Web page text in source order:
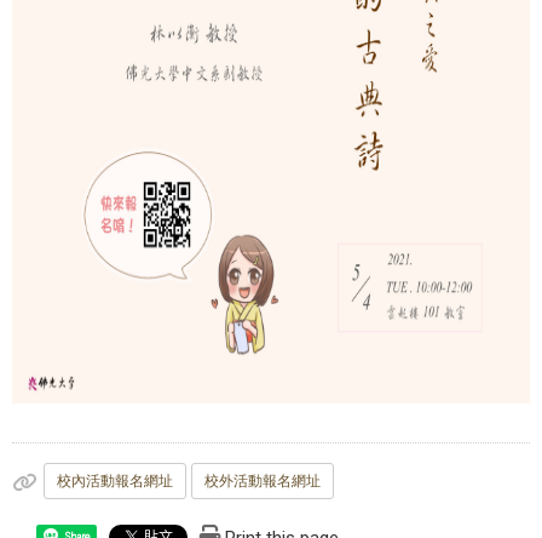
​校內活動報名網址 校外活動報名網址